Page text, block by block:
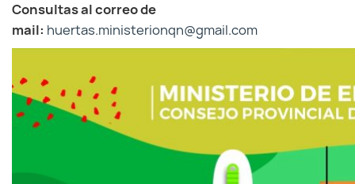
Consultas al correo de
mail: huertas.ministerionqn@gmail.com